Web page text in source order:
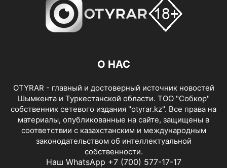
О НАС
OTYRAR - главный и достоверный источник новостей
Шымкента и Туркестанской области. ТОО "Собкор"
собственник сетевого издания "otyrar.kz". Все права на
материалы, опубликованные на сайте, защищены в
соответствии с казахстанским и международным
законодательством об интеллектуальной
собственности.
Наш WhatsApp +7 (700) 577-17-17